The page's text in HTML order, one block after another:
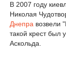
В 2007 году
Николая
Днепра возвели
такой крест был
Аскольда.